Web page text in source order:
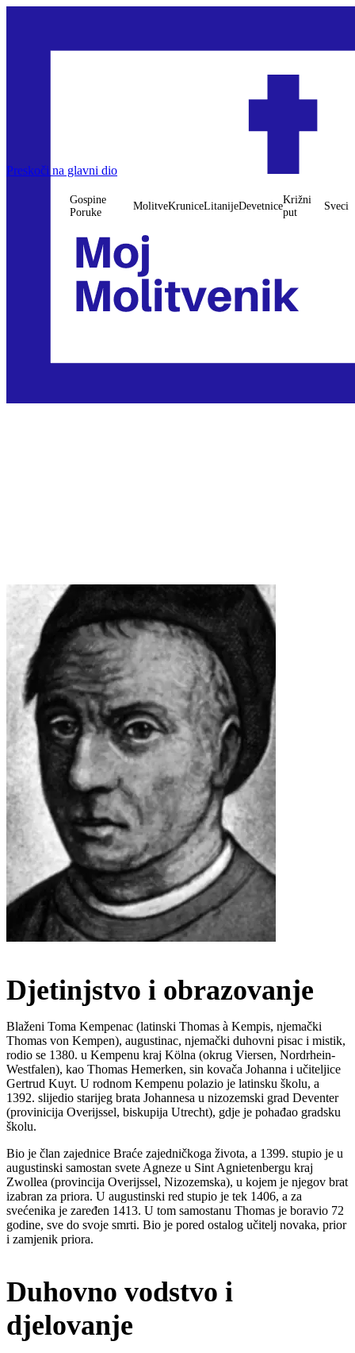
Preskoči na glavni dio
Gospine
Poruke
MolitveKruniceLitanijeDevetnice
Križni
put
Sveci
Djetinjstvo i obrazovanje
Blaženi Toma Kempenac (latinski Thomas à Kempis, njemački
Thomas von Kempen), augustinac, njemački duhovni pisac i mistik,
rodio se 1380. u Kempenu kraj Kölna (okrug Viersen, Nordrhein-
Westfalen), kao Thomas Hemerken, sin kovača Johanna i učiteljice
Gertrud Kuyt. U rodnom Kempenu polazio je latinsku školu, a
1392. slijedio starijeg brata Johannesa u nizozemski grad Deventer
(provinicija Overijssel, biskupija Utrecht), gdje je pohađao gradsku
školu.
Bio je član zajednice Braće zajedničkoga života, a 1399. stupio je u
augustinski samostan svete Agneze u Sint Agnietenbergu kraj
Zwollea (provincija Overijssel, Nizozemska), u kojem je njegov brat
izabran za priora. U augustinski red stupio je tek 1406, a za
svećenika je zaređen 1413. U tom samostanu Thomas je boravio 72
godine, sve do svoje smrti. Bio je pored ostalog učitelj novaka, prior
i zamjenik priora.
Duhovno vodstvo i
djelovanje